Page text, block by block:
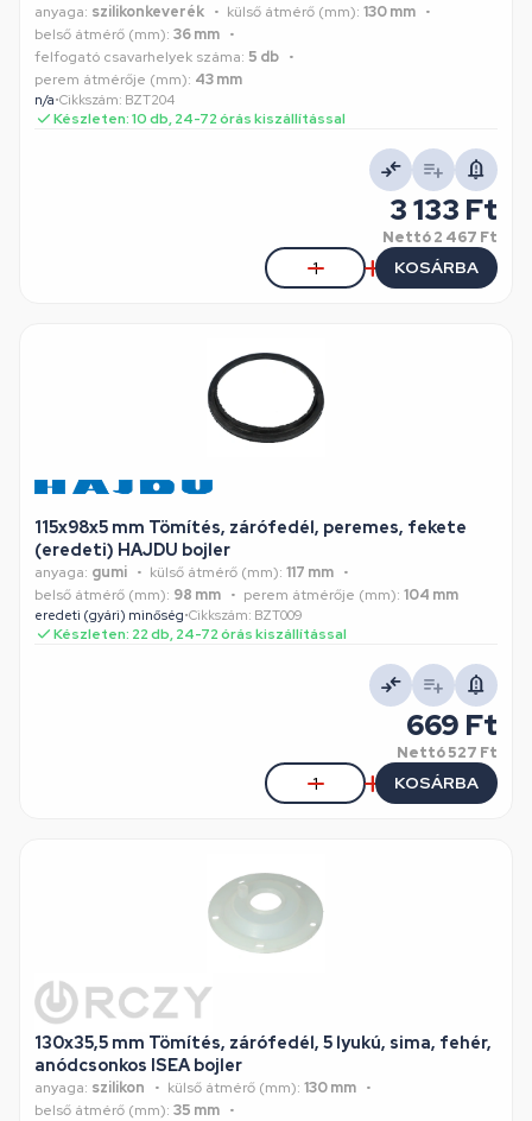
anyaga: szilikonkeverék külső átmérő (mm): 130 mm
belső átmérő (mm): 36 mm
felfogató csavarhelyek száma: 5 db
perem átmérője (mm): 43 mm
n/a•Cikkszám: BZT204
Készleten: 10 db, 24-72 órás kiszállítással
3 133 Ft
Nettó2 467 Ft
KOSÁRBA
115x98x5 mm Tömítés, zárófedél, peremes, fekete
(eredeti) HAJDU bojler
anyaga: gumi külső átmérő (mm): 117 mm
belső átmérő (mm): 98 mm perem átmérője (mm): 104 mm
eredeti (gyári) minőség•Cikkszám: BZT009
Készleten: 22 db, 24-72 órás kiszállítással
669 Ft
Nettó527 Ft
KOSÁRBA
130x35,5 mm Tömítés, zárófedél, 5 lyukú, sima, fehér,
anódcsonkos ISEA bojler
anyaga: szilikon külső átmérő (mm): 130 mm
belső átmérő (mm): 35 mm